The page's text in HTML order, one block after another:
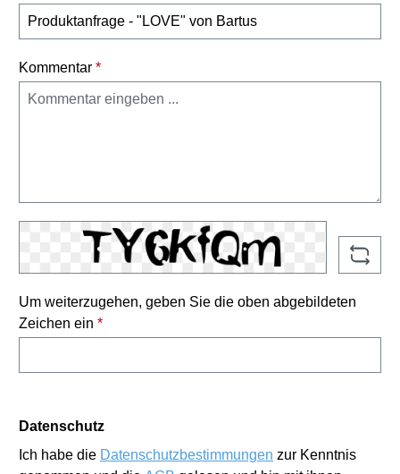
Kommentar *
Um weiterzugehen, geben Sie die oben abgebildeten
Zeichen ein *
Datenschutz
Ich habe die Datenschutzbestimmungen zur Kenntnis